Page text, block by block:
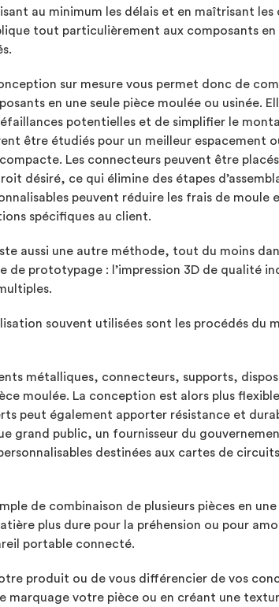
au minimum les délais et en maîtrisant les
tout particulièrement aux composants
sur mesure vous permet donc de
en une seule pièce moulée ou usinée.
potentielles et de simplifier le
être étudiés pour un meilleur espacement
Les connecteurs peuvent être
désiré, ce qui élimine des étapes
peuvent réduire les frais de moule
spécifiques au client.
aussi une autre méthode, tout du moins
de prototypage : l’impression 3D de qualité
souvent utilisées sont les procédés du
métalliques, connecteurs, supports,
moulée. La conception est alors plus
peut également apporter résistance et
grand public, un fournisseur du
destinées aux cartes de
de combinaison de plusieurs pièces en une
plus dure pour la préhension ou pour
portable connecté.
produit ou de vous différencier de vos
marquage votre pièce ou en créant une